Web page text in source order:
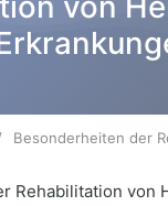
Besonderheiten der
Rehabilitation von